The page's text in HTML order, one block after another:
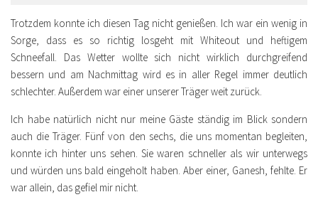
Trotzdem konnte ich diesen Tag nicht genießen. Ich war ein wenig in
Sorge, dass es so richtig losgeht mit Whiteout und heftigem
Schneefall. Das Wetter wollte sich nicht wirklich durchgreifend
bessern und am Nachmittag wird es in aller Regel immer deutlich
schlechter. Außerdem war einer unserer Träger weit zurück.
Ich habe natürlich nicht nur meine Gäste ständig im Blick sondern
auch die Träger. Fünf von den sechs, die uns momentan begleiten,
konnte ich hinter uns sehen. Sie waren schneller als wir unterwegs
und würden uns bald eingeholt haben. Aber einer, Ganesh, fehlte. Er
war allein, das gefiel mir nicht.